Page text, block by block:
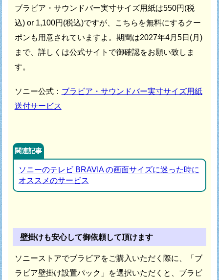
ブラビア・サウンドバー実寸サイズ用紙は550円(税
込) or 1,100円(税込)ですが、
こちらを無料にするクー
ポンも用意されていますよ。 期間は2027年4月5日(月)
まで、 詳しくは公式サイトで御確認をお願い致しま
す。
ソニー公式： ブラビア・サウンドバー実寸サイズ用紙
送付サービス
関連記事
ソニーのテレビ BRAVIA の画面サイズに迷った時に
オススメのサービス
壁掛けも安心して御依頼して頂けます
ソニーストアでブラビアをご購入いただく際に、
「ブ
ラビア壁掛け設置パック」を選択いただくと、 ブラビ